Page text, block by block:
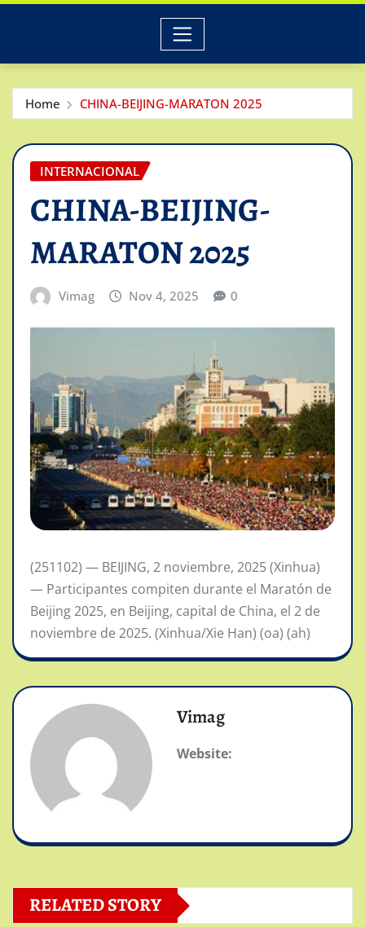
Home CHINA-BEIJING-MARATON 2025
INTERNACIONAL
CHINA-BEIJING-
MARATON 2025
Vimag Nov 4, 2025 0
(251102) — BEIJING, 2 noviembre, 2025 (Xinhua)
— Participantes compiten durante el Maratón de
Beijing 2025, en Beijing, capital de China, el 2 de
noviembre de 2025. (Xinhua/Xie Han) (oa) (ah)
Vimag
Website:
RELATED STORY